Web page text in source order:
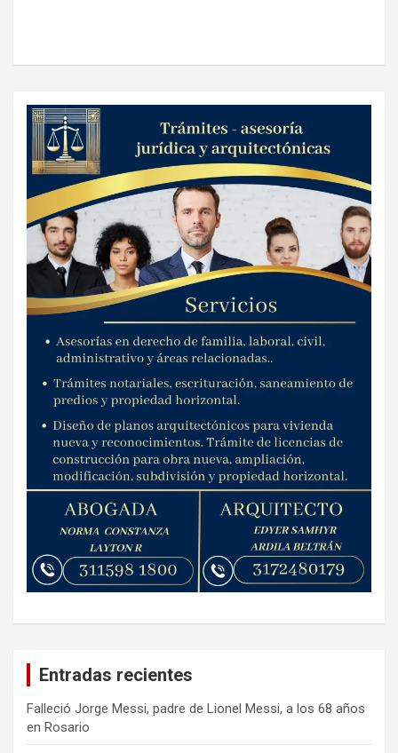
Entradas recientes
Falleció Jorge Messi, padre de Lionel Messi, a los 68 años
en Rosario